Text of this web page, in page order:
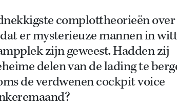
complottheorieën
er mysterieuze mannen in
zijn geweest. Hadden zij
delen van de lading te
de verdwenen cockpit voice